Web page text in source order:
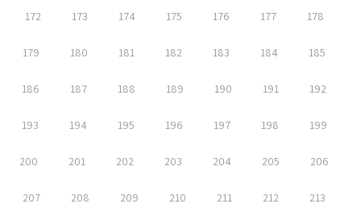
172 173 174 175 176 177 178
179 180 181 182 183 184 185
186 187 188 189 190 191 192
193 194 195 196 197 198 199
200 201 202 203 204 205 206
207 208 209 210 211 212 213